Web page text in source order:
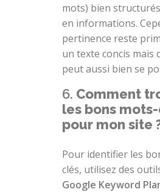
mots) bien
en informations.
pertinence reste
un texte concis mais
peut aussi bien se
6. Comment
les bons
pour mon site
Pour identifier les
clés, utilisez des
Google Keyword